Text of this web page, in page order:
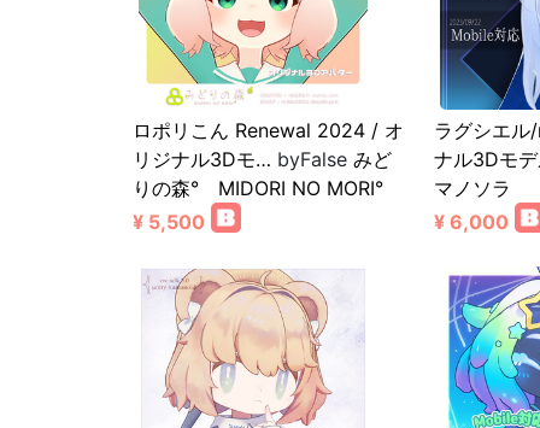
ロポリこん Renewal 2024 / オ
リジナル3Dモ… byFalse みど
りの森° MIDORI NO MORI°
¥ 5,500
ラグシエル
ナル3Dモ
マノソラ
¥ 6,000